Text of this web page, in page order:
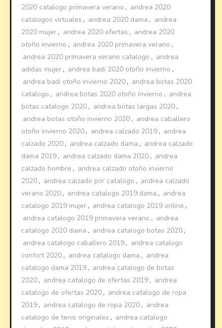
2020 catalogo primavera verano , andrea 2020
catalogos virtuales , andrea 2020 dama , andrea
2020 mujer , andrea 2020 ofertas , andrea 2020
otoño invierno , andrea 2020 primavera verano ,
andrea 2020 primavera verano catalogo , andrea
adidas mujer , andrea badi 2020 otoño invierno ,
andrea badi otoño invierno 2020 , andrea botas 2020
catalogo , andrea botas 2020 otoño invierno , andrea
botas catalogo 2020 , andrea botas largas 2020 ,
andrea botas otoño invierno 2020 , andrea caballero
otoño invierno 2020 , andrea calzado 2019 , andrea
calzado 2020 , andrea calzado dama , andrea calzado
dama 2019 , andrea calzado dama 2020 , andrea
calzado hombre , andrea calzado otoño invierno
2020 , andrea calzado por catalogo , andrea calzado
verano 2020 , andrea catalogo 2019 dama , andrea
catalogo 2019 mujer , andrea catalogo 2019 online ,
andrea catalogo 2019 primavera verano , andrea
catalogo 2020 dama , andrea catalogo botas 2020 ,
andrea catalogo caballero 2019 , andrea catalogo
confort 2020 , andrea catalogo dama , andrea
catalogo dama 2019 , andrea catalogo de botas
2020 , andrea catalogo de ofertas 2019 , andrea
catalogo de ofertas 2020 , andrea catalogo de ropa
2019 , andrea catalogo de ropa 2020 , andrea
catalogo de tenis originales , andrea catalogo